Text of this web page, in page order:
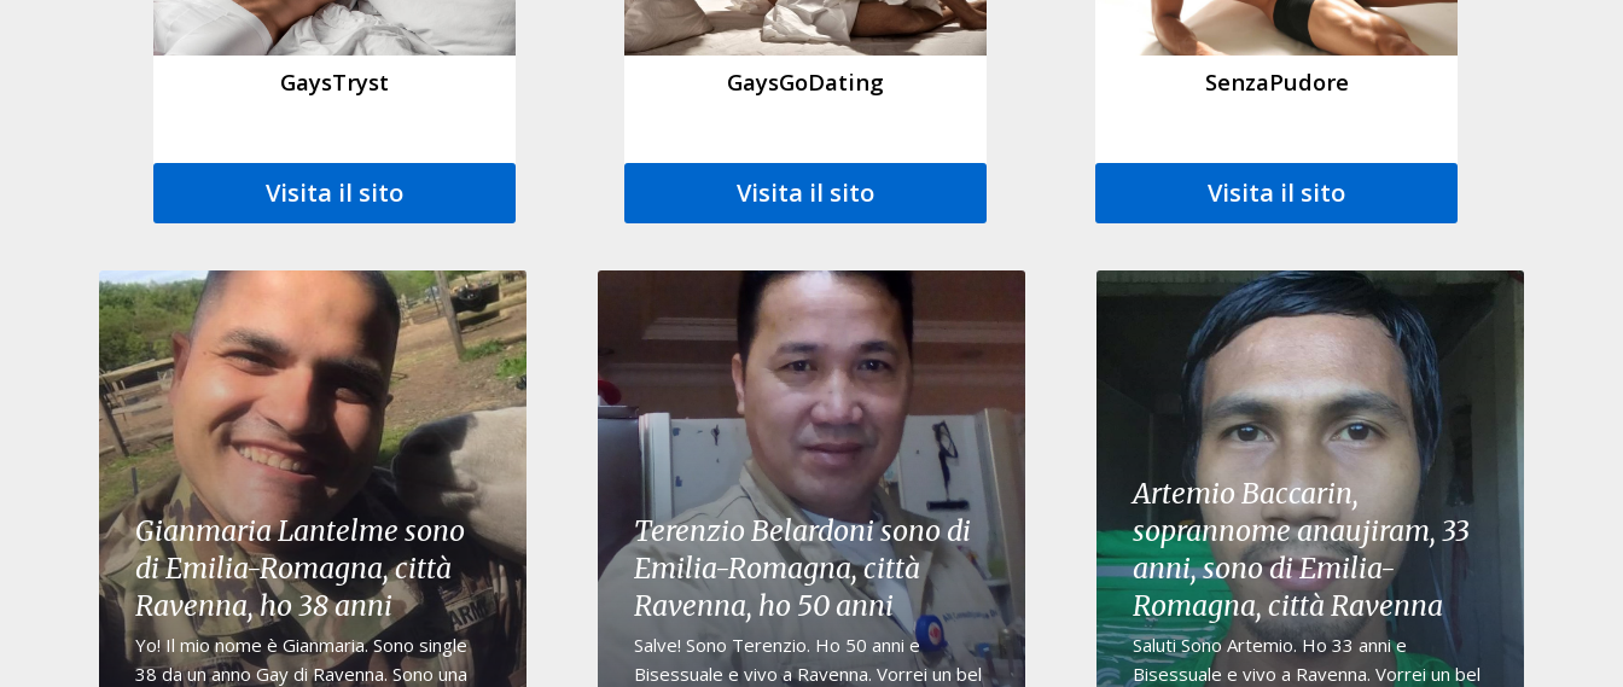
GaysTryst
Visita il sito
GaysGoDating
Visita il sito
SenzaPudore
Visita il sito
Gianmaria Lantelme sono
di Emilia-Romagna, città
Ravenna, ho 38 anni
Yo! Il mio nome è Gianmaria. Sono single
38 da un anno Gay di Ravenna. Sono una
Terenzio Belardoni sono di
Emilia-Romagna, città
Ravenna, ho 50 anni
Salve! Sono Terenzio. Ho 50 anni e
Bisessuale e vivo a Ravenna. Vorrei un bel
Artemio Baccarin,
soprannome anaujiram, 33
anni, sono di Emilia-
Romagna, città Ravenna
Saluti Sono Artemio. Ho 33 anni e
Bisessuale e vivo a Ravenna. Vorrei un bel